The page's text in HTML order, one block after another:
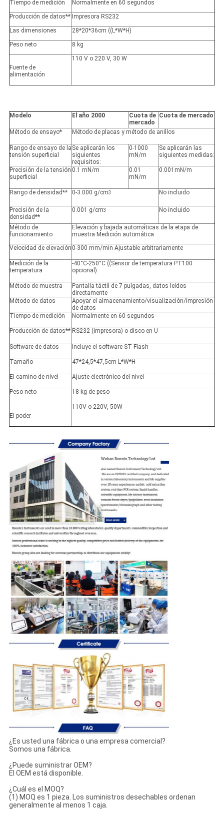
Tiempo de medición
Normalmente en 60 segundos
Producción de datos** Impresora RS232
Las dimensiones
28*20*36cm ((L*W*H)
Peso neto
8 kg
Fuente de
alimentación
110 V o 220 V, 30 W
Modelo El año 2000
Cuota de
mercado
Cuota de mercado
Método de ensayo* Método de placas y método de anillos
Rango de ensayo de la
tensión superficial
Se aplicarán los
siguientes
requisitos:
0-1000
mN/m
Se aplicarán las
siguientes medidas:
Precisión de la tensión
superficial
0.1 mN/m
0.01
mN/m
0.001mN/m
Rango de densidad** 0-3.000 g/cm3 No incluido
Precisión de la
densidad**
0.001 g/cm3 No incluido
Método de
funcionamiento
Elevación y bajada automáticas de la etapa de
muestra Medición automática
Velocidad de elevación 0-300 mm/min Ajustable arbitrariamente
Medición de la
temperatura
-40°C-250°C ((Sensor de temperatura PT100
opcional)
Método de muestra
Pantalla táctil de 7 pulgadas, datos leídos
directamente
Método de datos
Apoyar el almacenamiento/visualización/impresión
de datos
Tiempo de medición
Normalmente en 60 segundos
Producción de datos** RS232 (impresora) o disco en U
Software de datos Incluye el software ST Flash
Tamaño 47*24,5*47,5cm L*W*H
El camino de nivel Ajuste electrónico del nivel
Peso neto 18 kg de peso
El poder
110V o 220V, 50W
¿Es usted una fábrica o una empresa comercial?
Somos una fábrica.
¿Puede suministrar OEM?
El OEM está disponible.
¿Cuál es el MOQ?
(1) MOQ es 1 pieza. Los suministros desechables ordenan
generalmente al menos 1 caja.